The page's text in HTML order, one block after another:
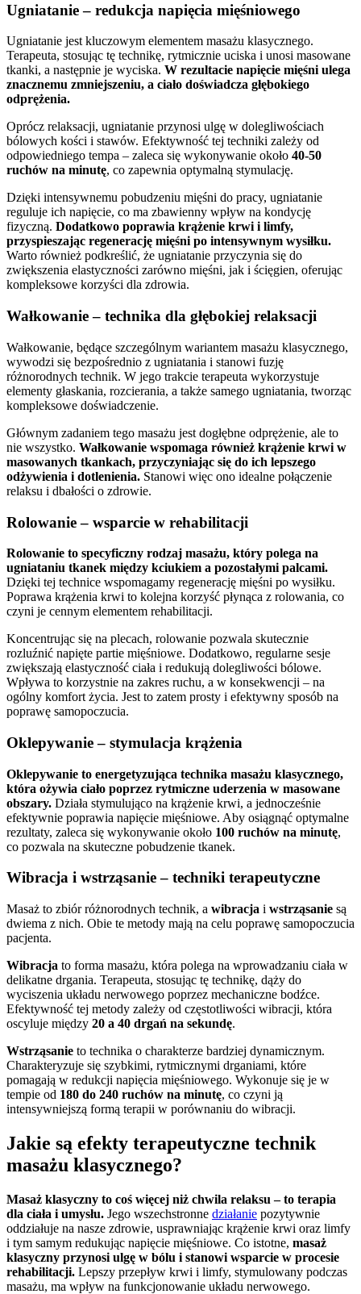
Ugniatanie – redukcja napięcia mięśniowego
Ugniatanie jest kluczowym elementem masażu klasycznego.
Terapeuta, stosując tę technikę, rytmicznie uciska i unosi masowane
tkanki, a następnie je wyciska. W rezultacie napięcie mięśni ulega
znacznemu zmniejszeniu, a ciało doświadcza głębokiego
odprężenia.
Oprócz relaksacji, ugniatanie przynosi ulgę w dolegliwościach
bólowych kości i stawów. Efektywność tej techniki zależy od
odpowiedniego tempa – zaleca się wykonywanie około 40-50
ruchów na minutę, co zapewnia optymalną stymulację.
Dzięki intensywnemu pobudzeniu mięśni do pracy, ugniatanie
reguluje ich napięcie, co ma zbawienny wpływ na kondycję
fizyczną. Dodatkowo poprawia krążenie krwi i limfy,
przyspieszając regenerację mięśni po intensywnym wysiłku.
Warto również podkreślić, że ugniatanie przyczynia się do
zwiększenia elastyczności zarówno mięśni, jak i ścięgien, oferując
kompleksowe korzyści dla zdrowia.
Wałkowanie – technika dla głębokiej relaksacji
Wałkowanie, będące szczególnym wariantem masażu klasycznego,
wywodzi się bezpośrednio z ugniatania i stanowi fuzję
różnorodnych technik. W jego trakcie terapeuta wykorzystuje
elementy głaskania, rozcierania, a także samego ugniatania, tworząc
kompleksowe doświadczenie.
Głównym zadaniem tego masażu jest dogłębne odprężenie, ale to
nie wszystko. Wałkowanie wspomaga również krążenie krwi w
masowanych tkankach, przyczyniając się do ich lepszego
odżywienia i dotlenienia. Stanowi więc ono idealne połączenie
relaksu i dbałości o zdrowie.
Rolowanie – wsparcie w rehabilitacji
Rolowanie to specyficzny rodzaj masażu, który polega na
ugniataniu tkanek między kciukiem a pozostałymi palcami.
Dzięki tej technice wspomagamy regenerację mięśni po wysiłku.
Poprawa krążenia krwi to kolejna korzyść płynąca z rolowania, co
czyni je cennym elementem rehabilitacji.
Koncentrując się na plecach, rolowanie pozwala skutecznie
rozluźnić napięte partie mięśniowe. Dodatkowo, regularne sesje
zwiększają elastyczność ciała i redukują dolegliwości bólowe.
Wpływa to korzystnie na zakres ruchu, a w konsekwencji – na
ogólny komfort życia. Jest to zatem prosty i efektywny sposób na
poprawę samopoczucia.
Oklepywanie – stymulacja krążenia
Oklepywanie to energetyzująca technika masażu klasycznego,
która ożywia ciało poprzez rytmiczne uderzenia w masowane
obszary. Działa stymulująco na krążenie krwi, a jednocześnie
efektywnie poprawia napięcie mięśniowe. Aby osiągnąć optymalne
rezultaty, zaleca się wykonywanie około 100 ruchów na minutę,
co pozwala na skuteczne pobudzenie tkanek.
Wibracja i wstrząsanie – techniki terapeutyczne
Masaż to zbiór różnorodnych technik, a wibracja i wstrząsanie są
dwiema z nich. Obie te metody mają na celu poprawę samopoczucia
pacjenta.
Wibracja to forma masażu, która polega na wprowadzaniu ciała w
delikatne drgania. Terapeuta, stosując tę technikę, dąży do
wyciszenia układu nerwowego poprzez mechaniczne bodźce.
Efektywność tej metody zależy od częstotliwości wibracji, która
oscyluje między 20 a 40 drgań na sekundę.
Wstrząsanie to technika o charakterze bardziej dynamicznym.
Charakteryzuje się szybkimi, rytmicznymi drganiami, które
pomagają w redukcji napięcia mięśniowego. Wykonuje się je w
tempie od 180 do 240 ruchów na minutę, co czyni ją
intensywniejszą formą terapii w porównaniu do wibracji.
Jakie są efekty terapeutyczne technik
masażu klasycznego?
Masaż klasyczny to coś więcej niż chwila relaksu – to terapia
dla ciała i umysłu. Jego wszechstronne działanie pozytywnie
oddziałuje na nasze zdrowie, usprawniając krążenie krwi oraz limfy
i tym samym redukując napięcie mięśniowe. Co istotne, masaż
klasyczny przynosi ulgę w bólu i stanowi wsparcie w procesie
rehabilitacji. Lepszy przepływ krwi i limfy, stymulowany podczas
masażu, ma wpływ na funkcjonowanie układu nerwowego.